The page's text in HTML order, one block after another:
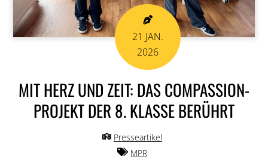
21 JAN.
2026
MIT HERZ UND ZEIT: DAS COMPASSION-
PROJEKT DER 8. KLASSE BERÜHRT
Presseartikel
MPR